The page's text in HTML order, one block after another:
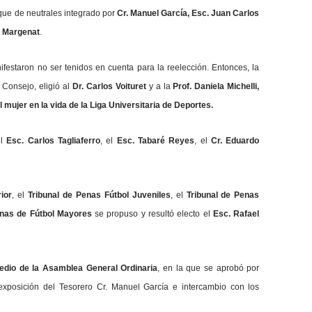
de neutrales integrado por Cr. Manuel García, Esc. Juan Carlos
Margenat.
no ser tenidos en cuenta para la reelección. Entonces, la
eligió al
Dr. Carlos Voiturety a la Prof. Daniela Michelli,
en la vida de la Liga Universitaria de Deportes.
Esc. Carlos Tagliaferro, el Esc. Tabaré Reyes, elCr. Eduardo
, el Tribunal de Penas Fútbol Juveniles, el Tribunal de Penas
de Fútbol Mayores se propuso y resultó electo el Esc. Rafael
de la Asamblea General Ordinaria, en la que se aprobó por
del Tesorero Cr. Manuel García e intercambio con los